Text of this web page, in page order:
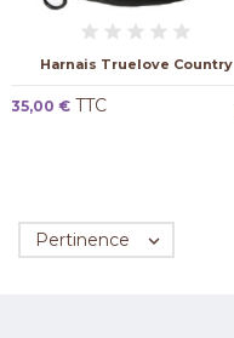
Harnais Truelove Country
35,00 € TTC
Pertinence 